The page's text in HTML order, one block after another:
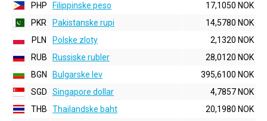
PHP
Filippinske peso
17,1050 NOK
PKR
Pakistanske rupi
14,5780 NOK
PLN
Polske zloty
2,1320 NOK
RUB
Russiske rubler
28,0120 NOK
BGN
Bulgarske lev
395,6100 NOK
SGD
Singapore dollar
4,7857 NOK
THB
Thailandske baht
20,1980 NOK